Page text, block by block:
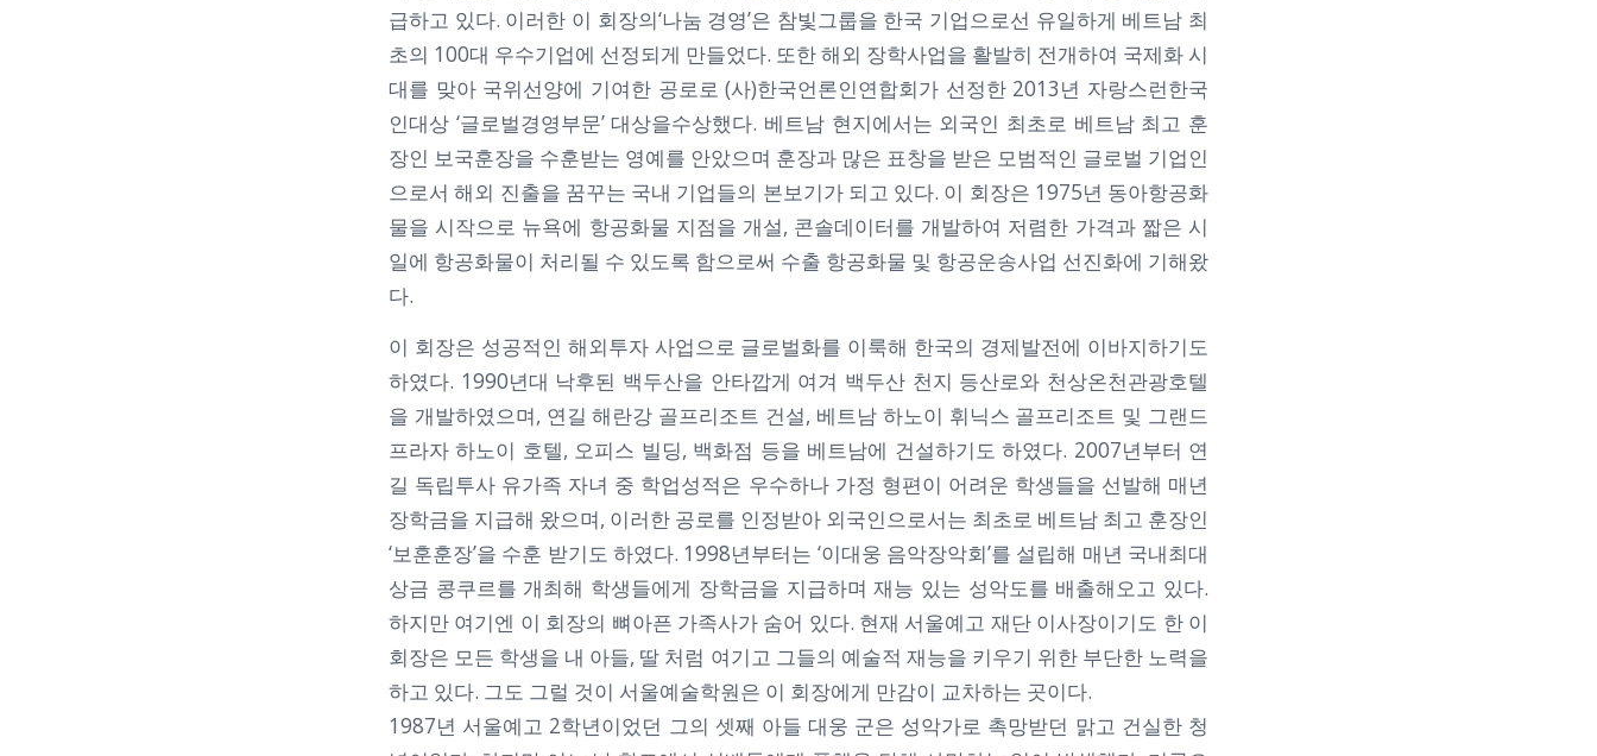
급하고 있다. 이러한 이 회장의‘나눔 경영’은 참빛그룹을 한국 기업으로선 유일하게 베트남 최
초의 100대 우수기업에 선정되게 만들었다. 또한 해외 장학사업을 활발히 전개하여 국제화 시
대를 맞아 국위선양에 기여한 공로로 (사)한국언론인연합회가 선정한 2013년 자랑스런한국
인대상 ‘글로벌경영부문’ 대상을수상했다. 베트남 현지에서는 외국인 최초로 베트남 최고 훈
장인 보국훈장을 수훈받는 영예를 안았으며 훈장과 많은 표창을 받은 모범적인 글로벌 기업인
으로서 해외 진출을 꿈꾸는 국내 기업들의 본보기가 되고 있다. 이 회장은 1975년 동아항공화
물을 시작으로 뉴욕에 항공화물 지점을 개설, 콘솔데이터를 개발하여 저렴한 가격과 짧은 시
일에 항공화물이 처리될 수 있도록 함으로써 수출 항공화물 및 항공운송사업 선진화에 기해왔
다.
이 회장은 성공적인 해외투자 사업으로 글로벌화를 이룩해 한국의 경제발전에 이바지하기도
하였다. 1990년대 낙후된 백두산을 안타깝게 여겨 백두산 천지 등산로와 천상온천관광호텔
을 개발하였으며, 연길 해란강 골프리조트 건설, 베트남 하노이 휘닉스 골프리조트 및 그랜드
프라자 하노이 호텔, 오피스 빌딩, 백화점 등을 베트남에 건설하기도 하였다. 2007년부터 연
길 독립투사 유가족 자녀 중 학업성적은 우수하나 가정 형편이 어려운 학생들을 선발해 매년
장학금을 지급해 왔으며, 이러한 공로를 인정받아 외국인으로서는 최초로 베트남 최고 훈장인
‘보훈훈장’을 수훈 받기도 하였다. 1998년부터는 ‘이대웅 음악장악회’를 설립해 매년 국내최대
상금 콩쿠르를 개최해 학생들에게 장학금을 지급하며 재능 있는 성악도를 배출해오고 있다.
하지만 여기엔 이 회장의 뼈아픈 가족사가 숨어 있다. 현재 서울예고 재단 이사장이기도 한 이
회장은 모든 학생을 내 아들, 딸 처럼 여기고 그들의 예술적 재능을 키우기 위한 부단한 노력을
하고 있다. 그도 그럴 것이 서울예술학원은 이 회장에게 만감이 교차하는 곳이다.
1987년 서울예고 2학년이었던 그의 셋째 아들 대웅 군은 성악가로 촉망받던 맑고 건실한 청